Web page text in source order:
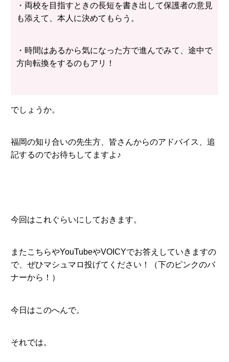
・両校を目指すときの長短を書き出して保護者の意見
も添えて、本人に決めてもらう。
・時間はあるから気になった方で進んでみて、途中で
方向転換をするのもアリ！
でしょうか。
福岡の知り合いの先生方、皆さんからのアドバイス、追
記するのでお待ちしてますよ♪
今回はこれぐらいにしておきます。
またこちらやYouTubeやVOICYでお答えしていきますの
で、ぜひマシュマロ投げてください！（下のピンクのバ
ナーから！）
今日はこのへんで。
それでは。